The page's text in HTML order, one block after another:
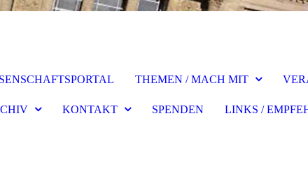
THEMEN / MACH MIT
KONTAKT SPENDEN LINKS /